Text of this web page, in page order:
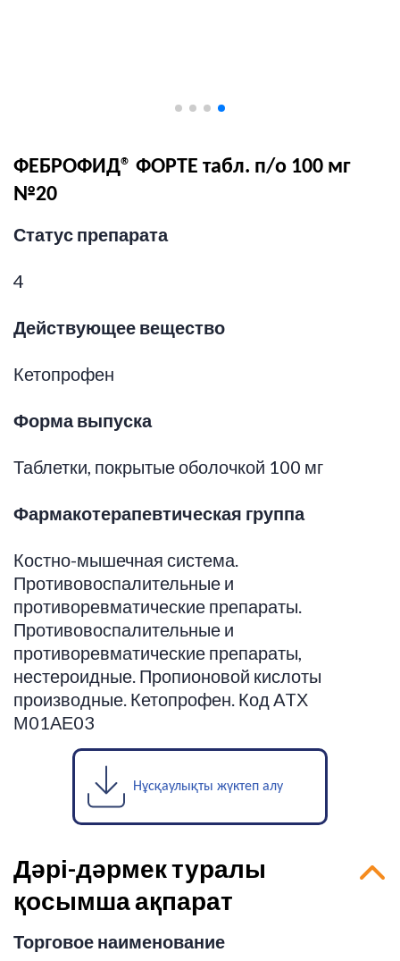
ФЕБРОФИД® ФОРТЕ табл. п/о 100 мг
№20
Статус препарата
4
Действующее вещество
Кетопрофен
Форма выпуска
Таблетки, покрытые оболочкой 100 мг
Фармакотерапевтическая группа
Костно-мышечная система.
Противовоспалительные и
противоревматические препараты.
Противовоспалительные и
противоревматические препараты,
нестероидные. Пропионовой кислоты
производные. Кетопрофен. Код ATХ
М01АЕ03
Нұсқаулықты жүктеп алу
Дәрі-дәрмек туралы
қосымша ақпарат
Торговое наименование